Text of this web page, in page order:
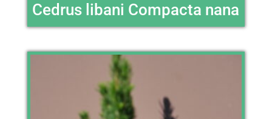
Cedrus libani Compacta nana